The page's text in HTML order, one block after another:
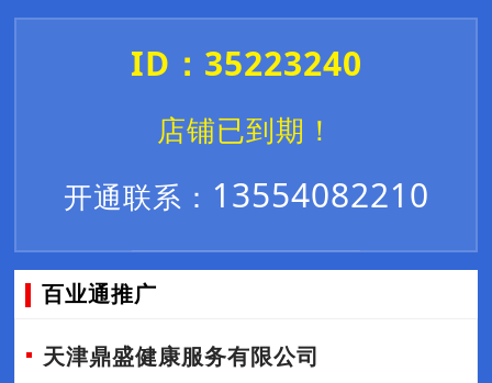
ID：35223240
店铺已到期！
开通联系： 13554082210
百业通推广
天津鼎盛健康服务有限公司